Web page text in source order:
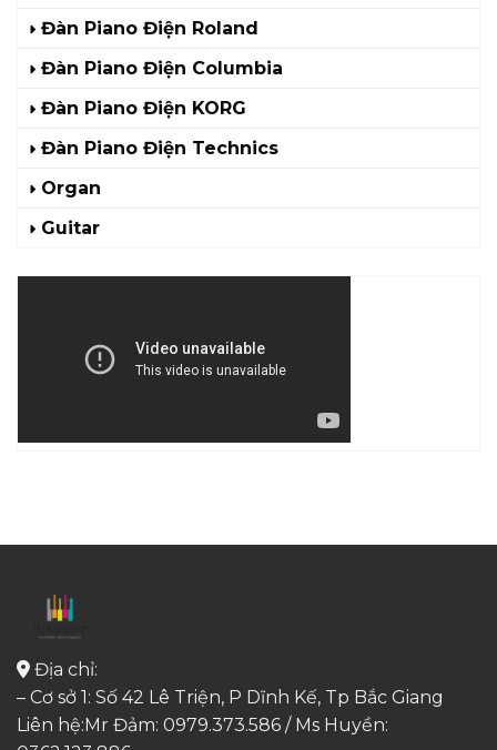
Đàn Piano Điện Roland
Đàn Piano Điện Columbia
Đàn Piano Điện KORG
Đàn Piano Điện Technics
Organ
Guitar
Địa chỉ:
– Cơ sở 1: Số 42 Lê Triện, P Dĩnh Kế, Tp Bắc Giang
Liên hệ:Mr Đảm: 0979.373.586 / Ms Huyền: